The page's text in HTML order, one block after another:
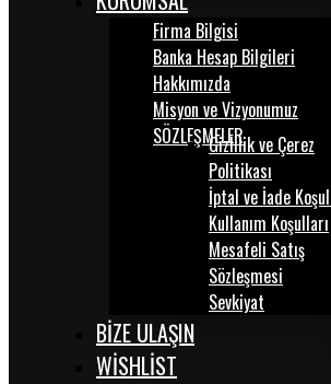
Firma Bilgisi
Banka Hesap Bilgileri
Hakkımızda
Misyon ve Vizyonumuz
SÖZLEŞMELERGizlilik ve Çerez
Politikası
İptal ve İade
Kullanım Koşulları
Mesafeli Satış
Sözleşmesi
Sevkiyat
BİZE ULAŞIN
WISHLIST